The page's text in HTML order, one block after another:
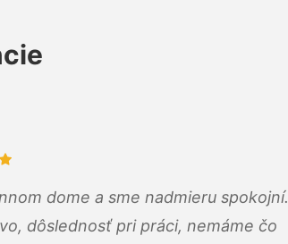
dome a sme nadmieru spokojní.
dôslednosť pri práci, nemáme čo